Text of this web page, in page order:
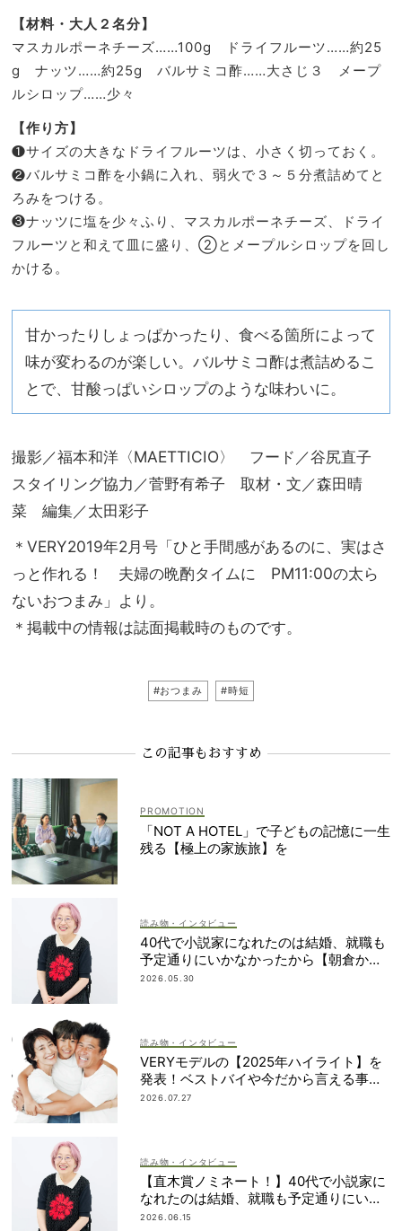
【材料・大人２名分】
マスカルポーネチーズ……100g ドライフルーツ……約25
g ナッツ……約25g バルサミコ酢……大さじ３ メープ
ルシロップ……少々
【作り方】
❶サイズの大きなドライフルーツは、小さく切っておく。
❷バルサミコ酢を小鍋に入れ、弱火で３～５分煮詰めてと
ろみをつける。
❸ナッツに塩を少々ふり、マスカルポーネチーズ、ドライ
フルーツと和えて皿に盛り、②とメープルシロップを回し
かける。
甘かったりしょっぱかったり、食べる箇所によって
味が変わるのが楽しい。バルサミコ酢は煮詰めるこ
とで、甘酸っぱいシロップのような味わいに。
撮影／福本和洋〈MAETTICIO〉 フード／谷尻直子
スタイリング協力／菅野有希子 取材・文／森田晴
菜 編集／太田彩子
＊VERY2019年2月号「ひと手間感があるのに、実はさ
っと作れる！ 夫婦の晩酌タイムに PM11:00の太ら
ないおつまみ」より。
＊掲載中の情報は誌面掲載時のものです。
#おつまみ #時短
この記事もおすすめ
「NOT A HOTEL」で子どもの記憶に一生
残る【極上の家族旅】を
読み物・インタビュー
40代で小説家になれたのは結婚、就職も
予定通りにいかなかったから【朝倉かす
みさん】
2026.05.30
読み物・インタビュー
VERYモデルの【2025年ハイライト】を
発表！ベストバイや今だから言える事件
簿も大公開
2026.07.27
読み物・インタビュー
【直木賞ノミネート！】40代で小説家に
なれたのは結婚、就職も予定通りにいか
なかったから｜朝倉かすみさん
2026.06.15